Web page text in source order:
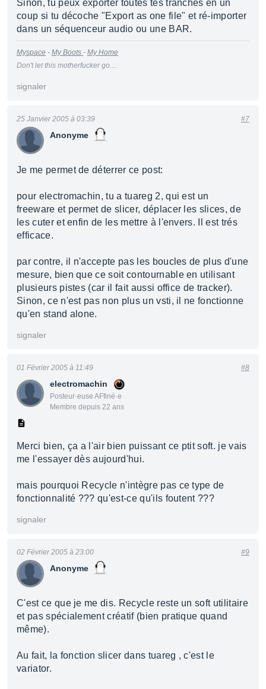
Sinon, tu peux exporter toutes tes tranches en un
coup si tu décoche "Export as one file" et ré-importer
dans un séquenceur audio ou une BAR.
Myspace - My Boots - My Home
Don't let this motherfucker go....
signaler
Anonyme
25 Janvier 2005 à 03:39 #7
Je me permet de déterrer ce post:
pour electromachin, tu a tuareg 2, qui est un
freeware et permet de slicer, déplacer les slices, de
les cuter et enfin de les mettre à l'envers. Il est trés
efficace.
par contre, il n'accepte pas les boucles de plus d'une
mesure, bien que ce soit contournable en utilisant
plusieurs pistes (car il fait aussi office de tracker).
Sinon, ce n'est pas non plus un vsti, il ne fonctionne
qu'en stand alone.
signaler
electromachin
Posteur·euse AFfiné·e
Membre depuis 22 ans
01 Février 2005 à 11:49 #8
Merci bien, ça a l'air bien puissant ce ptit soft. je vais
me l'essayer dès aujourd'hui.
mais pourquoi Recycle n'intègre pas ce type de
fonctionnalité ??? qu'est-ce qu'ils foutent ???
signaler
Anonyme
02 Février 2005 à 23:00 #9
C'est ce que je me dis. Recycle reste un soft utilitaire
et pas spécialement créatif (bien pratique quand
même).
Au fait, la fonction slicer dans tuareg , c'est le
variator.